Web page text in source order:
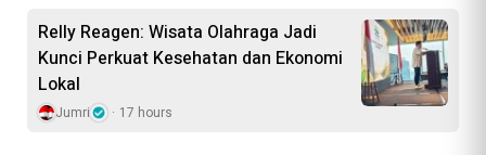
Relly Reagen: Wisata Olahraga Jadi
Kunci Perkuat Kesehatan dan Ekonomi
Lokal
Jumri 17 hours